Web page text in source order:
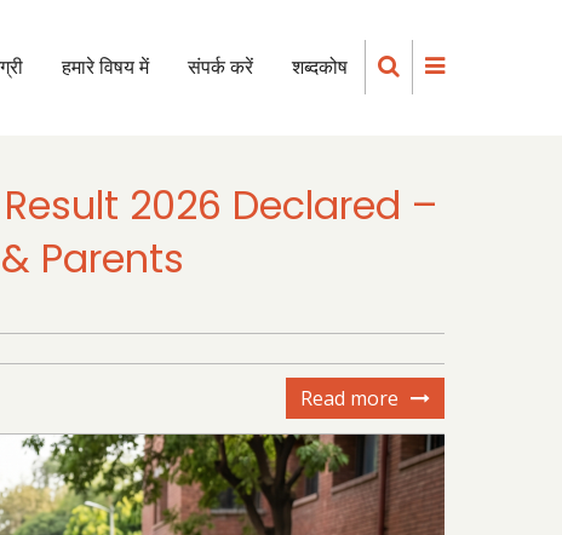
हमारे विषय में संपर्क करें शब्दकोष
2026 Declared –
Parents
Read more about
Breaking
News:
CBSE
Class